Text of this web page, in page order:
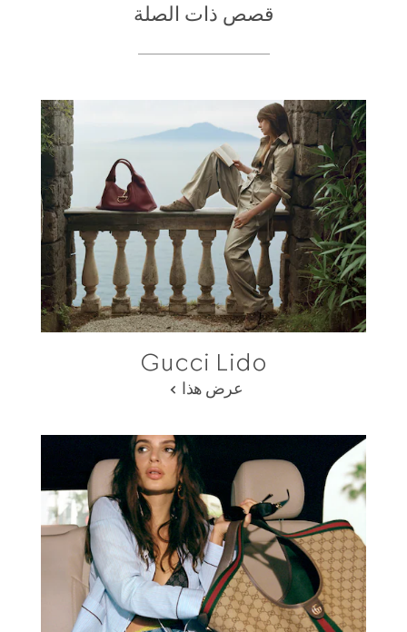
قصص ذات الصلة
Gucci Lido
عرض هذا